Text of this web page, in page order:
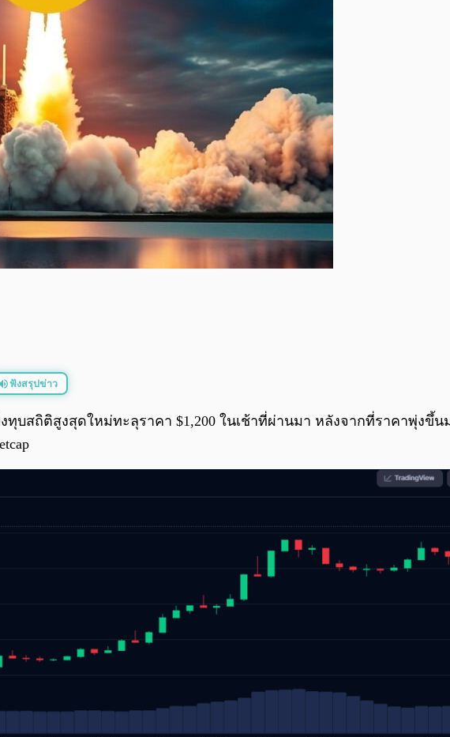
ฟังสรุปข่าว
งทุบสถิติสูงสุดใหม่ทะลุราคา $1,200 ในเช้าที่ผ่านมา หลังจากที่ราคาพุ่งขึ้น